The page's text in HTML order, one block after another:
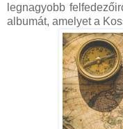
legnagyobb
albumát, amelyet a